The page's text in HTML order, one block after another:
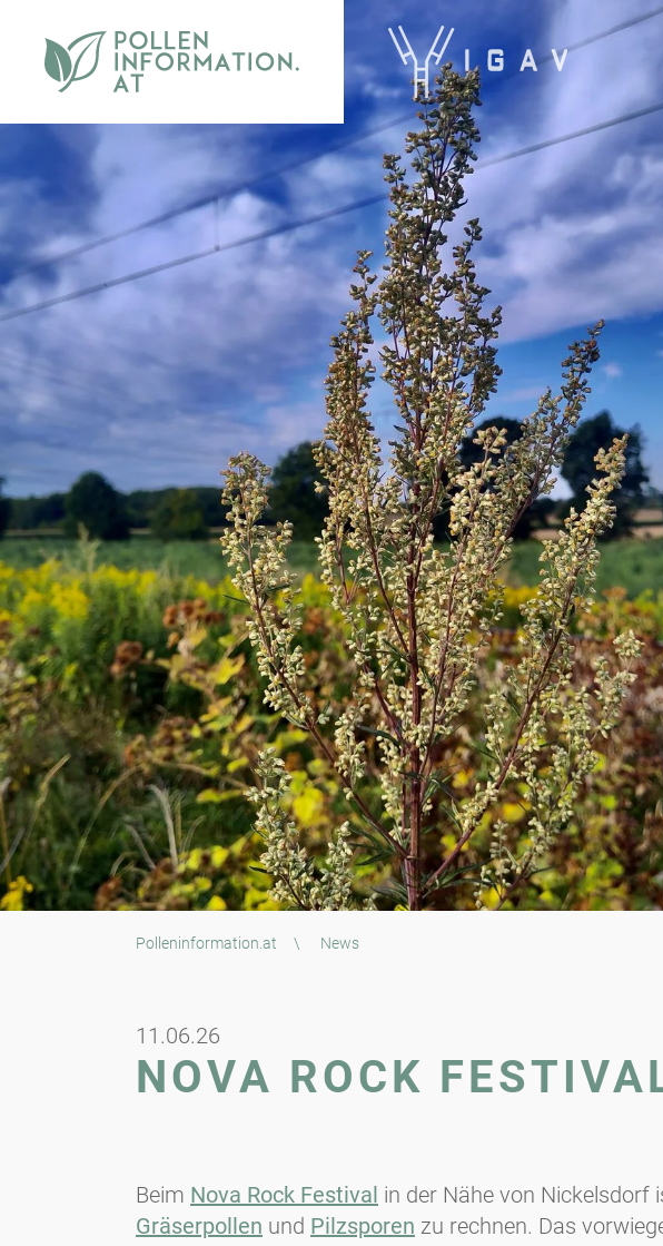
Polleninformation.at \ News
11.06.26
NOVA ROCK
Beim Nova Rock Festival in der Nähe von Nickelsdorf
Gräserpollen und Pilzsporen zu rechnen. Das